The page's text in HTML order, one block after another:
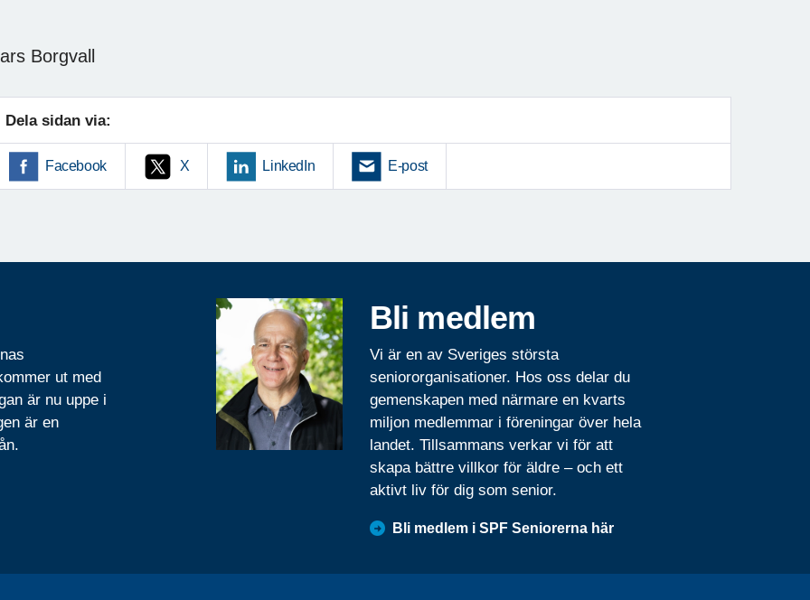
Borgvall
Dela sidan via:
Facebook X LinkedIn E-post
ut med
är nu uppe i
är en
Bli medlem
Vi är en av Sveriges största
seniororganisationer. Hos oss delar du
gemenskapen med närmare en kvarts
miljon medlemmar i föreningar över hela
landet. Tillsammans verkar vi för att
skapa bättre villkor för äldre – och ett
aktivt liv för dig som senior.
Bli medlem i SPF Seniorerna här